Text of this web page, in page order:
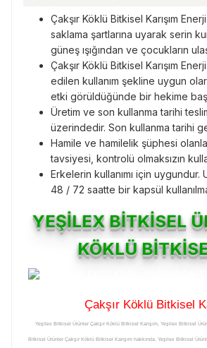
Çakşır Köklü Bitkisel Karışım
saklama şartlarına uyarak serin
güneş ışığından ve çocukların
Çakşır Köklü Bitkisel Karışım
edilen kullanım şekline uygun
etki görüldüğünde bir hekime
Üretim ve son kullanma tarihi
üzerindedir. Son kullanma tarihi
Hamile ve hamilelik şüphesi
tavsiyesi, kontrolü olmaksızın
Erkelerin kullanımı için
48 / 72 saatte bir kapsül
YEŞİLEX BİTKİSEL
KÖKLÜ
Çakşır Köklü Bitkisel
Yeşilex Bitkisel Ürünler Çakşır Köklü Bitkisel Karışım, Yeşilex Bitkisel
Bitkisel Ürünler Çakşır Köklü Bitkisel Karışım hakkında, Yeşilex Bitkisel